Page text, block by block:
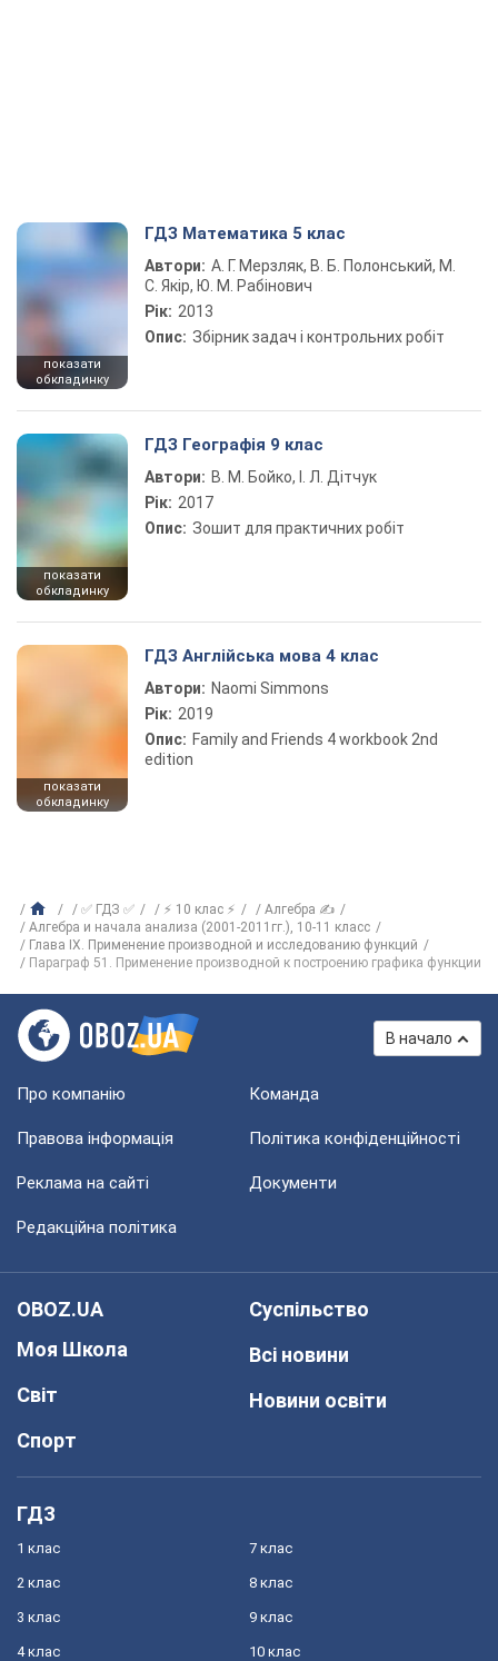
показати
обкладинку
ГДЗ Математика 5 клас
Автори: А. Г. Мерзляк, В. Б. Полонський, М.
С. Якір, Ю. М. Рабінович
Рік: 2013
Опис: Збірник задач і контрольних робіт
показати
обкладинку
ГДЗ Географія 9 клас
Автори: В. М. Бойко, І. Л. Дітчук
Рік: 2017
Опис: Зошит для практичних робіт
показати
обкладинку
ГДЗ Англійська мова 4 клас
Автори: Naomi Simmons
Рік: 2019
Опис: Family and Friends 4 workbook 2nd
edition
✅ ГДЗ ✅ ⚡ 10 клас ⚡
Алгебра ✍
Алгебра и начала анализа (2001-2011гг.), 10-11 класс
Глава IX. Применение производной и исследованию функций
Параграф 51. Применение производной к построению графика функции
В начало
Про компанію Команда
Правова інформація Політика конфіденційності
Реклама на сайті Документи
Редакційна політика
OBOZ.UA
Моя Школа
Світ
Спорт
Суспільство
Всі новини
Новини освіти
ГДЗ
1 клас
2 клас
3 клас
4 клас
7 клас
8 клас
9 клас
10 клас